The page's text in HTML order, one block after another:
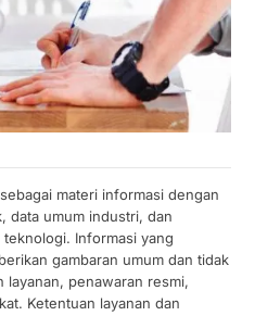
materi informasi dengan
data umum industri, dan
Informasi yang
gambaran umum dan tidak
layanan, penawaran resmi,
Ketentuan layanan dan